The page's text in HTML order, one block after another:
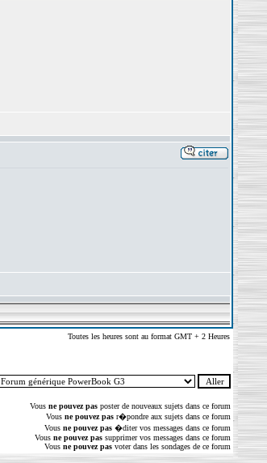
Toutes les heures sont au format GMT + 2 Heures
Vous ne pouvez pasposter de nouveaux sujets dans ce forum
Vous ne pouvez pasr�pondre aux sujets dans ce forum
Vous ne pouvez pas�diter vos messages dans ce forum
Vous ne pouvez passupprimer vos messages dans ce forum
Vous ne pouvez pasvoter dans les sondages de ce forum